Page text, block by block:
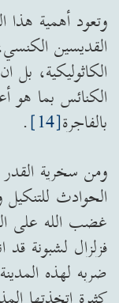
وتعود أهمية
القديسين
الكاثوليكية، بل
الكنائس بما هو
بالفاجرة[14]
.
ومن سخرية القدر
الحوادث
غضب الله على
فزلزال لشبونة
ضربه لهذه